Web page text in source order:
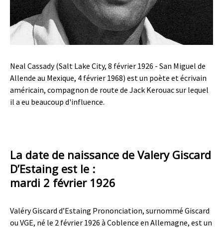
Neal Cassady (Salt Lake City, 8 février 1926 - San Miguel de
Allende au Mexique, 4 février 1968) est un poète et écrivain
américain, compagnon de route de Jack Kerouac sur lequel
il a eu beaucoup d'influence.
La date de naissance de Valery Giscard
D’Estaing est le :
mardi 2 février 1926
Valéry Giscard d’Estaing Prononciation, surnommé Giscard
ou VGE, né le 2 février 1926 à Coblence en Allemagne, est un